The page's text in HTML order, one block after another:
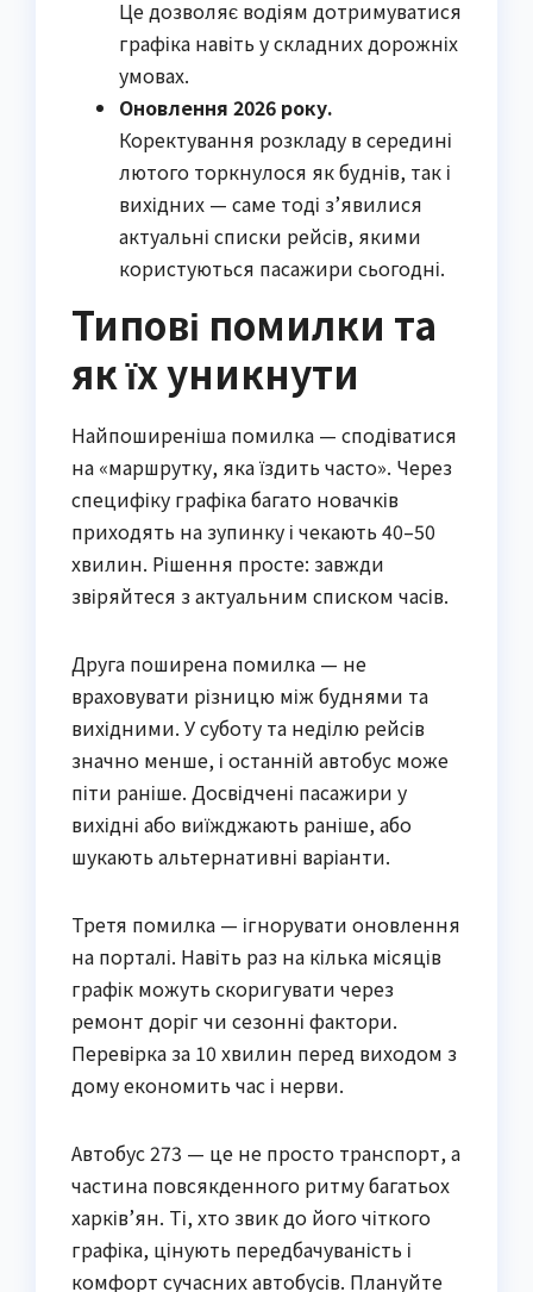
Це дозволяє водіям дотримуватися
графіка навіть у складних дорожніх
умовах.
Оновлення 2026 року.
Коректування розкладу в середині
лютого торкнулося як буднів, так і
вихідних — саме тоді з’явилися
актуальні списки рейсів, якими
користуються пасажири сьогодні.
Типові помилки та
як їх уникнути
Найпоширеніша помилка — сподіватися
на «маршрутку, яка їздить часто». Через
специфіку графіка багато новачків
приходять на зупинку і чекають 40–50
хвилин. Рішення просте: завжди
звіряйтеся з актуальним списком часів.
Друга поширена помилка — не
враховувати різницю між буднями та
вихідними. У суботу та неділю рейсів
значно менше, і останній автобус може
піти раніше. Досвідчені пасажири у
вихідні або виїжджають раніше, або
шукають альтернативні варіанти.
Третя помилка — ігнорувати оновлення
на порталі. Навіть раз на кілька місяців
графік можуть скоригувати через
ремонт доріг чи сезонні фактори.
Перевірка за 10 хвилин перед виходом з
дому економить час і нерви.
Автобус 273 — це не просто транспорт, а
частина повсякденного ритму багатьох
харків’ян. Ті, хто звик до його чіткого
графіка, цінують передбачуваність і
комфорт сучасних автобусів. Плануйте